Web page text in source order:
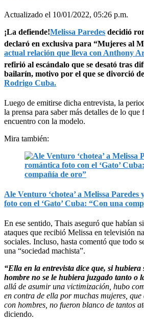
Actualizado el 10/01/2022, 05:26 p.m.
¡La defiende!Melissa Paredes decidió
declaró en exclusiva para “Mujeres al
actual relación que lleva con Anthony
refirió al escándalo que se desató tras
bailarín, motivo por el que se divorció
Rodrigo Cuba.
Luego de emitirse dicha entrevista, la
la prensa para saber más detalles de lo que
encuentro con la modelo.
Mira también:
Ale Venturo ‘chotea’ a Melissa
foto con el ‘Gato’ Cuba: “Con una
En ese sentido, Thais aseguró que habían
ataques que recibió Melissa en televisión
sociales. Incluso, hasta comentó que todo
una “sociedad machista”.
“Ella en la entrevista dice que, si hubiera
hombre no se le hubiera juzgado tanto o
allá de asumir una victimización, hubo
en contra de ella por muchas mujeres,
con hombres, no fueron blanco de tantos
diciendo.